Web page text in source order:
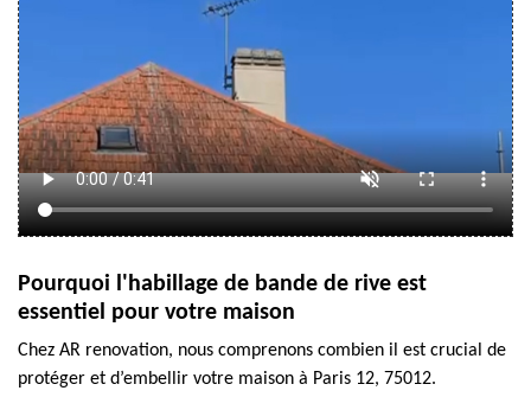
Pourquoi l'habillage de bande de rive est
essentiel pour votre maison
Chez AR renovation, nous comprenons combien il est crucial de
protéger et d’embellir votre maison à Paris 12, 75012.